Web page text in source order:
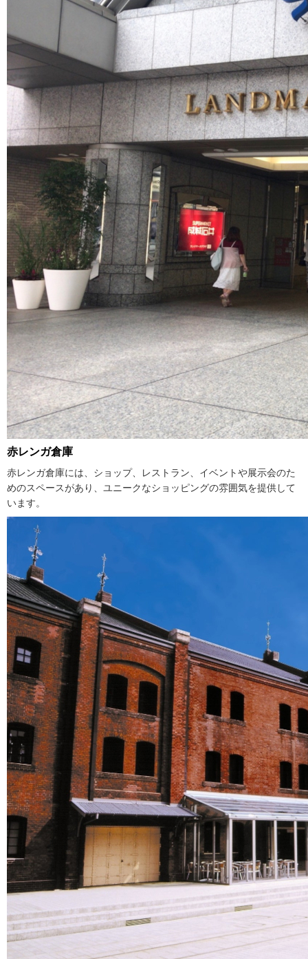
赤レンガ倉庫
赤レンガ倉庫には、ショップ、レストラン、イベントや展示会のた
めのスペースがあり、ユニークなショッピングの雰囲気を提供して
います。